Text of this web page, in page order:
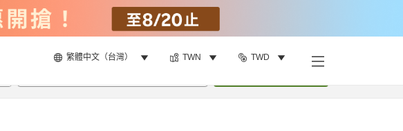
繁體中文（台灣） TWN TWD